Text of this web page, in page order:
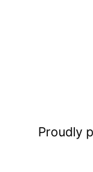
Proudly